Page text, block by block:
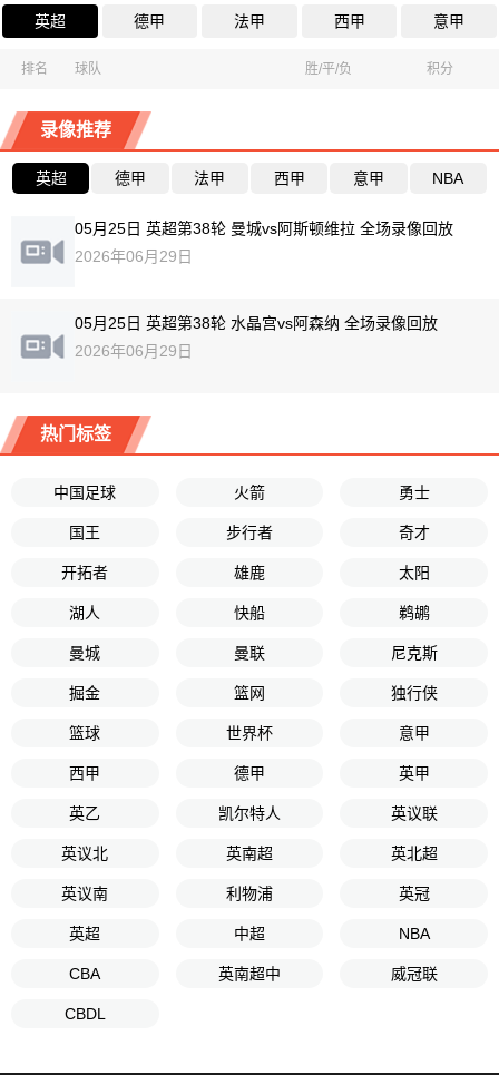
英超 德甲 法甲 西甲 意甲
排名 球队 胜/平/负 积分
录像推荐
英超 德甲 法甲 西甲 意甲 NBA
05月25日 英超第38轮 曼城vs阿斯顿维拉 全场录像回放
2026年06月29日
05月25日 英超第38轮 水晶宫vs阿森纳 全场录像回放
2026年06月29日
热门标签
中国足球 火箭 勇士
国王 步行者 奇才
开拓者 雄鹿 太阳
湖人 快船 鹈鹕
曼城 曼联 尼克斯
掘金 篮网 独行侠
篮球 世界杯 意甲
西甲 德甲 英甲
英乙 凯尔特人 英议联
英议北 英南超 英北超
英议南 利物浦 英冠
英超 中超 NBA
CBA 英南超中 威冠联
CBDL